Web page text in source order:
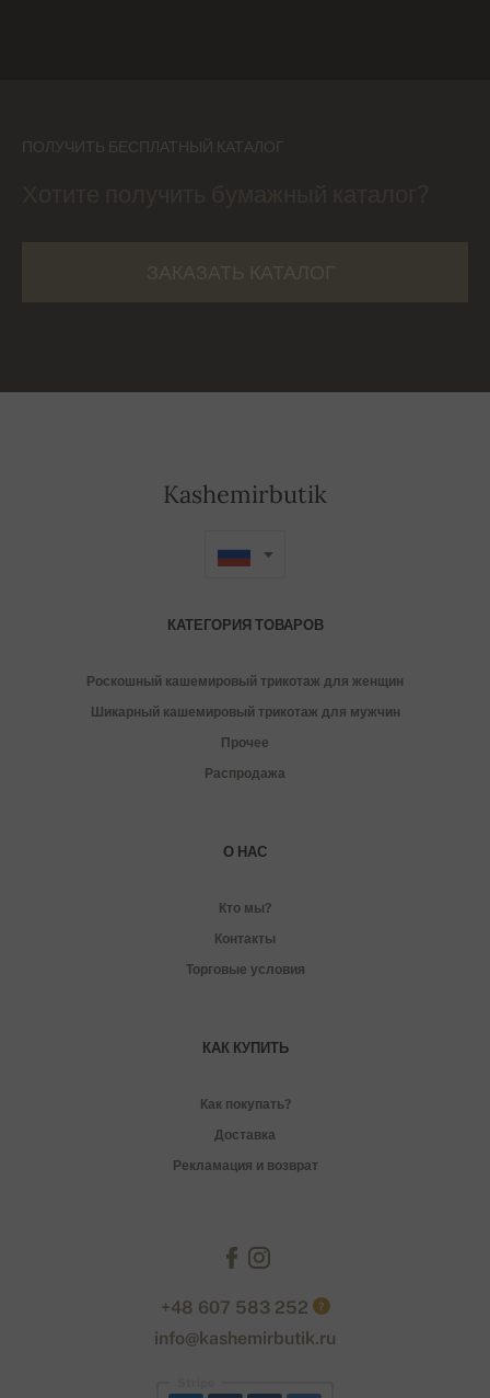
ПОЛУЧИТЬ БЕСПЛАТНЫЙ КАТАЛОГ
Kashemirbutik
КАТЕГОРИЯ ТОВАРОВ
Роскошный кашемировый трикотаж для женщин
Шикарный кашемировый трикотаж для мужчин
Прочее
Распродажа
О НАС
Кто мы?
Контакты
Торговые условия
КАК КУПИТЬ
Как покупать?
Доставка
Рекламация и возврат
+48 607 583 252 ?
info@kashemirbutik.ru